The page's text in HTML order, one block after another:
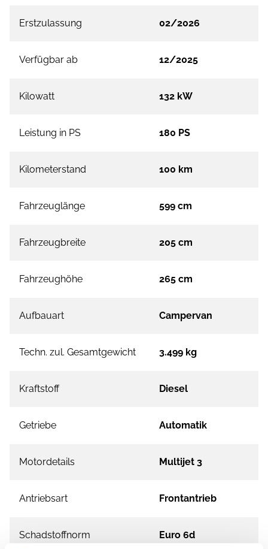
Erstzulassung 02/2026
Verfügbar ab 12/2025
Kilowatt 132 kW
Leistung in PS 180 PS
Kilometerstand 100 km
Fahrzeuglänge 599 cm
Fahrzeugbreite 205 cm
Fahrzeughöhe 265 cm
Aufbauart Campervan
Techn. zul. Gesamtgewicht 3.499 kg
Kraftstoff Diesel
Getriebe Automatik
Motordetails Multijet 3
Antriebsart Frontantrieb
Schadstoffnorm Euro 6d